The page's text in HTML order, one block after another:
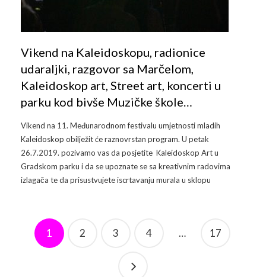
Vikend na Kaleidoskopu, radionice
udaraljki, razgovor sa Marčelom,
Kaleidoskop art, Street art, koncerti u
parku kod bivše Muzičke škole…
Vikend na 11. Međunarodnom festivalu umjetnosti mladih
Kaleidoskop obilježit će raznovrstan program. U petak
26.7.2019. pozivamo vas da posjetite Kaleidoskop Art u
Gradskom parku i da se upoznate se sa kreativnim radovima
izlagača te da prisustvujete iscrtavanju murala u sklopu
1 2 3 4 … 17